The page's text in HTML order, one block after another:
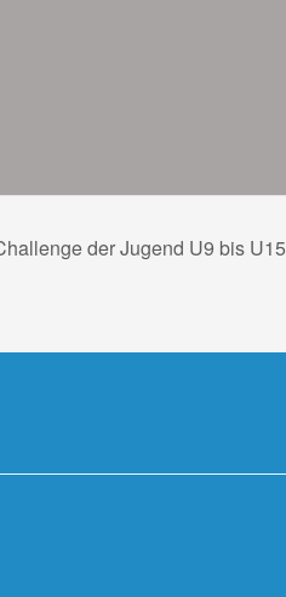
der Jugend U9 bis U15